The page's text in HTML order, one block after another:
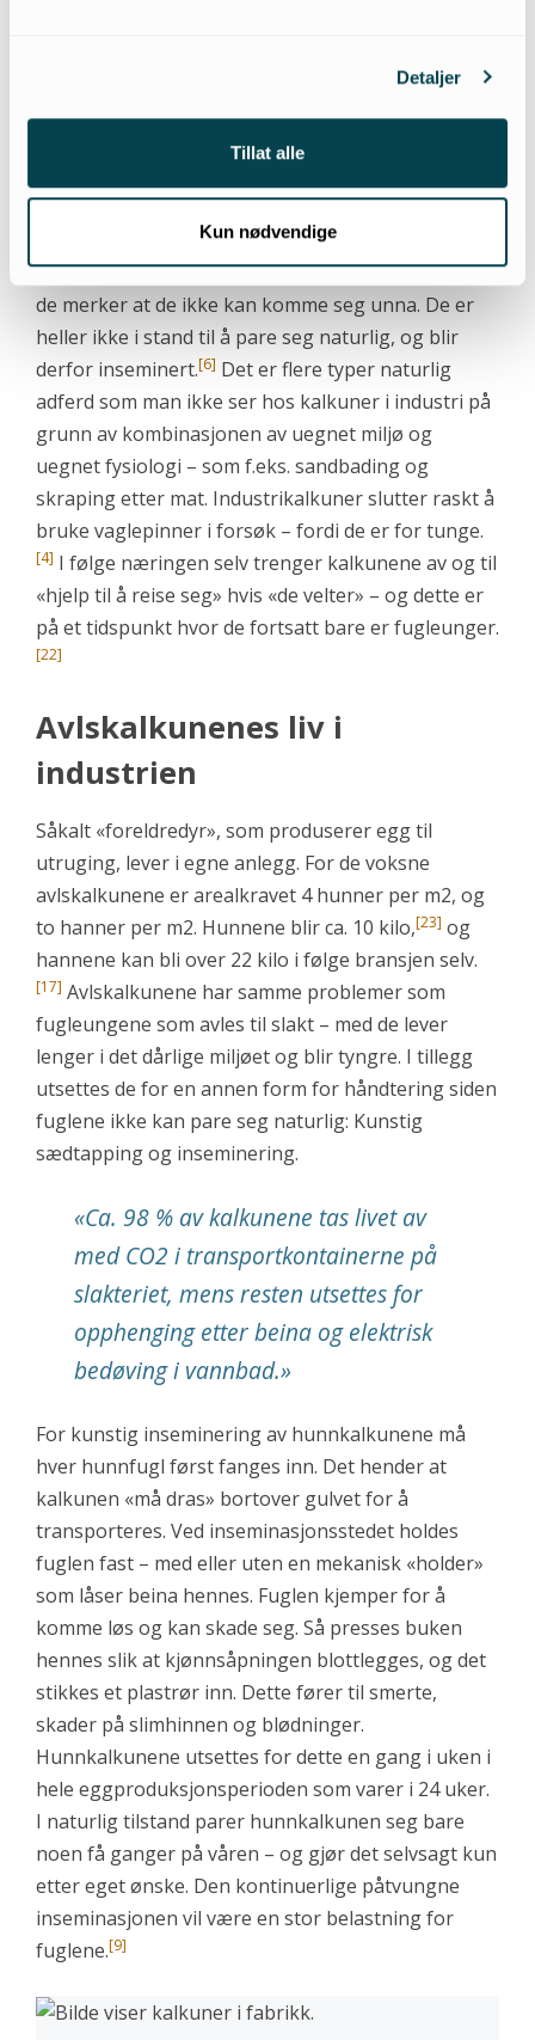
Detaljer
Tillat alle
Kun nødvendige
rent fysisk ute av stand til å utføre mye av sin
vingene for å komme seg unna farer, men industri-
kalkuner klarer ikke å fly. De prøver likevel når de
blir redde, og det fører til frustrasjon og panikk når
de merker at de ikke kan komme seg unna. De er
heller ikke i stand til å pare seg naturlig, og blir
derfor inseminert.[6] Det er flere typer naturlig
adferd som man ikke ser hos kalkuner i industri på
grunn av kombinasjonen av uegnet miljø og
uegnet fysiologi – som f.eks. sandbading og
skraping etter mat. Industrikalkuner slutter raskt å
bruke vaglepinner i forsøk – fordi de er for tunge.
[4] I følge næringen selv trenger kalkunene av og til
«hjelp til å reise seg» hvis «de velter» – og dette er
på et tidspunkt hvor de fortsatt bare er fugleunger.
[22]
Avlskalkunenes liv i
industrien
Såkalt «foreldredyr», som produserer egg til
utruging, lever i egne anlegg. For de voksne
avlskalkunene er arealkravet 4 hunner per m2, og
to hanner per m2. Hunnene blir ca. 10 kilo,[23] og
hannene kan bli over 22 kilo i følge bransjen selv.
[17] Avlskalkunene har samme problemer som
fugleungene som avles til slakt – med de lever
lenger i det dårlige miljøet og blir tyngre. I tillegg
utsettes de for en annen form for håndtering siden
fuglene ikke kan pare seg naturlig: Kunstig
sædtapping og inseminering.
«Ca. 98 % av kalkunene tas livet av
med CO2 i transportkontainerne på
slakteriet, mens resten utsettes for
opphenging etter beina og elektrisk
bedøving i vannbad.»
For kunstig inseminering av hunnkalkunene må
hver hunnfugl først fanges inn. Det hender at
kalkunen «må dras» bortover gulvet for å
transporteres. Ved inseminasjonsstedet holdes
fuglen fast – med eller uten en mekanisk «holder»
som låser beina hennes. Fuglen kjemper for å
komme løs og kan skade seg. Så presses buken
hennes slik at kjønnsåpningen blottlegges, og det
stikkes et plastrør inn. Dette fører til smerte,
skader på slimhinnen og blødninger.
Hunnkalkunene utsettes for dette en gang i uken i
hele eggproduksjonsperioden som varer i 24 uker.
I naturlig tilstand parer hunnkalkunen seg bare
noen få ganger på våren – og gjør det selvsagt kun
etter eget ønske. Den kontinuerlige påtvungne
inseminasjonen vil være en stor belastning for
fuglene.[9]